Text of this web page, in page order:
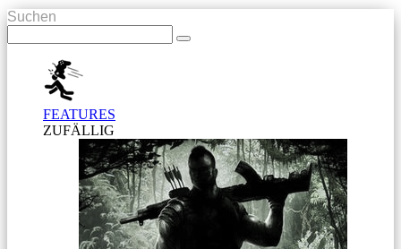
Suchen
FEATURES
ZUFÄLLIG